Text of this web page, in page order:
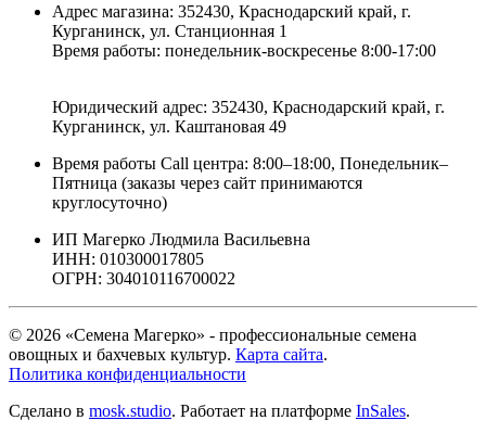
Адрес магазина: 352430, Краснодарский край, г.
Курганинск, ул. Станционная 1
Время работы: понедельник-воскресенье 8:00-17:00
Юридический адрес: 352430, Краснодарский край, г.
Курганинск, ул. Каштановая 49
Время работы Call центра: 8:00–18:00, Понедельник–
Пятница (заказы через сайт принимаются
круглосуточно)
ИП Магерко Людмила Васильевна
ИНН: 010300017805
ОГРН: 304010116700022
© 2026 «Семена Магерко» - профессиональные семена
овощных и бахчевых культур. Карта сайта.
Политика конфиденциальности
Сделано в mosk.studio. Работает на платформе InSales.